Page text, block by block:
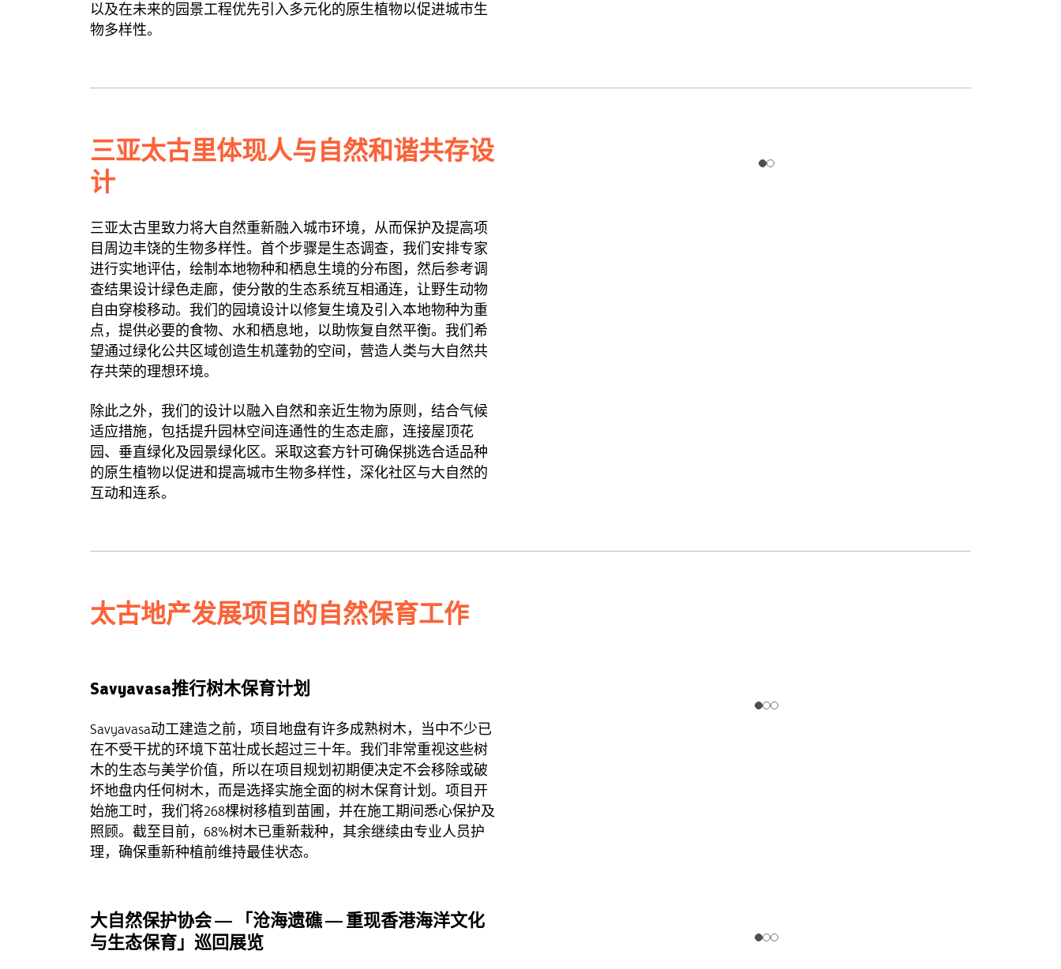
以及在未来的园景工程优先引入多元化的原生植物以促进城市生
物多样性。
三亚太古里体现人与自然和谐共存设
计
三亚太古里致力将大自然重新融入城市环境，从而保护及提高项
目周边丰饶的生物多样性。首个步骤是生态调查，我们安排专家
进行实地评估，绘制本地物种和栖息生境的分布图，然后参考调
查结果设计绿色走廊，使分散的生态系统互相通连，让野生动物
自由穿梭移动。我们的园境设计以修复生境及引入本地物种为重
点，提供必要的食物、水和栖息地，以助恢复自然平衡。我们希
望通过绿化公共区域创造生机蓬勃的空间，营造人类与大自然共
存共荣的理想环境。
除此之外，我们的设计以融入自然和亲近生物为原则，结合气候
适应措施，包括提升园林空间连通性的生态走廊，连接屋顶花
园、垂直绿化及园景绿化区。采取这套方针可确保挑选合适品种
的原生植物以促进和提高城市生物多样性，深化社区与大自然的
互动和连系。
太古地产发展项目的自然保育工作
Savyavasa推行树木保育计划
Savyavasa动工建造之前，项目地盘有许多成熟树木，当中不少已
在不受干扰的环境下茁壮成长超过三十年。我们非常重视这些树
木的生态与美学价值，所以在项目规划初期便决定不会移除或破
坏地盘内任何树木，而是选择实施全面的树木保育计划。项目开
始施工时，我们将268棵树移植到苗圃，并在施工期间悉心保护及
照顾。截至目前，68%树木已重新栽种，其余继续由专业人员护
理，确保重新种植前维持最佳状态。
大自然保护协会 — 「沧海遗礁 — 重现香港海洋文化
与生态保育」巡回展览